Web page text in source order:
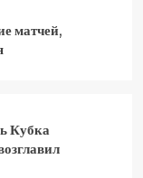
матчей,
Кубка